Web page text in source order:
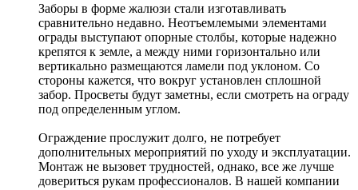
Заборы в форме жалюзи стали изготавливать
сравнительно недавно. Неотъемлемыми элементами
ограды выступают опорные столбы, которые надежно
крепятся к земле, а между ними горизонтально или
вертикально размещаются ламели под уклоном. Со
стороны кажется, что вокруг установлен сплошной
забор. Просветы будут заметны, если смотреть на ограду
под определенным углом.
Ограждение прослужит долго, не потребует
дополнительных мероприятий по уходу и эксплуатации.
Монтаж не вызовет трудностей, однако, все же лучше
довериться рукам профессионалов. В нашей компании